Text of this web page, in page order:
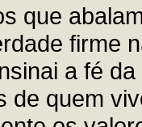
que
firme
a fé
de quem